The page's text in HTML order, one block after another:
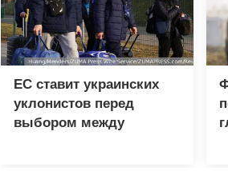
ЕС ставит украинских
уклонистов перед
выбором между